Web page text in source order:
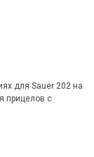
для Sauer 202 на
прицелов с